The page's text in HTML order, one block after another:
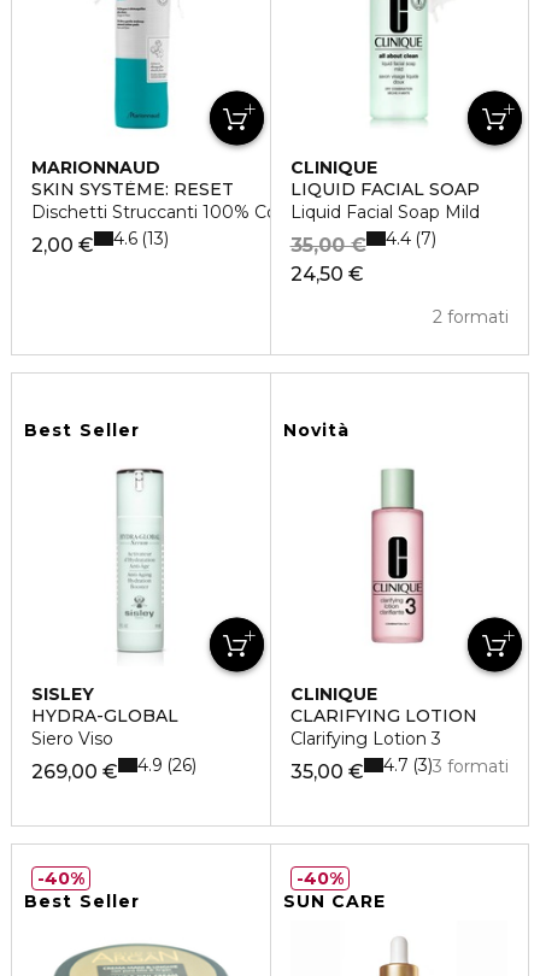
MARIONNAUD
SKIN SYSTÈME: RESET
Dischetti Struccanti 100% Cotone
2,00 € 4.6 13
CLINIQUE
LIQUID FACIAL SOAP
Liquid Facial Soap Mild
24,50 €
35,00 €
2 formati
4.4 7
Best Seller
SISLEY
HYDRA-GLOBAL
Siero Viso
269,00 € 4.9 26
Novità
CLINIQUE
CLARIFYING LOTION
Clarifying Lotion 3
35,00 € 3 formati
4.7 3
Best Seller
40%
SUN CARE
40%